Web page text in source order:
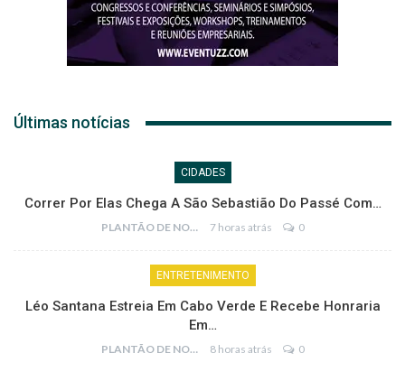
Últimas notícias
CIDADES
Correr Por Elas Chega A São Sebastião Do Passé Com…
PLANTÃO DE NOTÍCIAS 7 horas atrás 0
ENTRETENIMENTO
Léo Santana Estreia Em Cabo Verde E Recebe Honraria
Em…
PLANTÃO DE NOTÍCIAS 8 horas atrás 0